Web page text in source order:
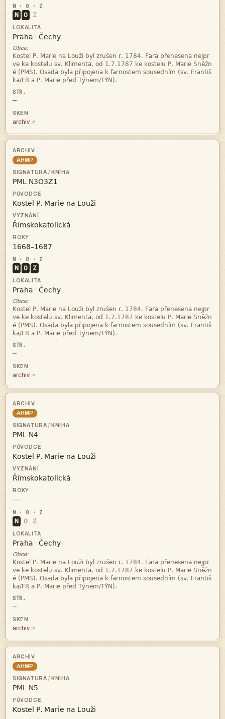
N O Z
 · 
Obce:




—
archiv
AHMP




N O Z
 · 
Obce:




—
archiv
AHMP



—
N O Z
 · 
Obce:




—
archiv
AHMP

